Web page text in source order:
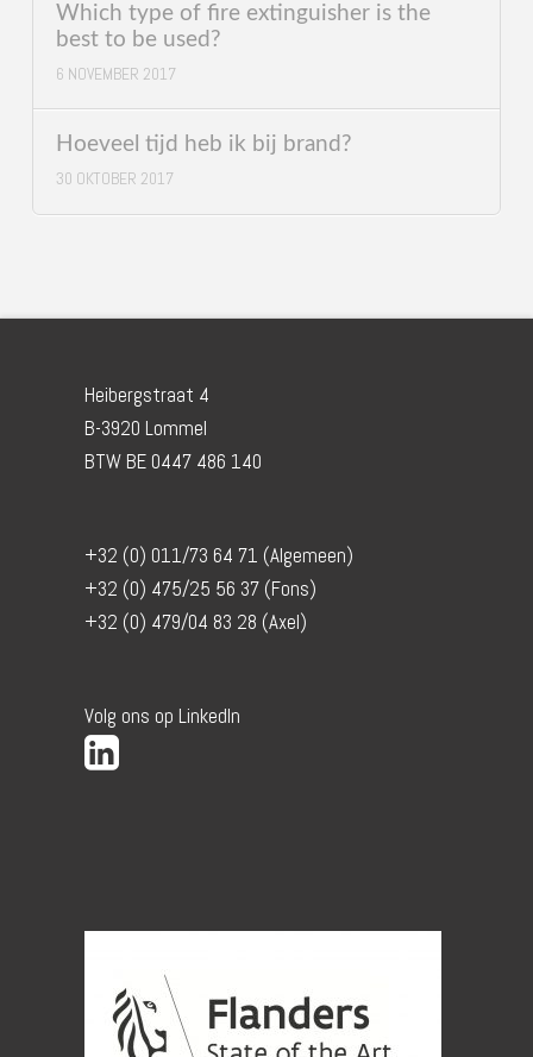
Which type of fire extinguisher is the
best to be used?
6 NOVEMBER 2017
Hoeveel tijd heb ik bij brand?
30 OKTOBER 2017
Heibergstraat 4
B-3920 Lommel
BTW BE 0447 486 140
+32 (0) 011/73 64 71 (Algemeen)
+32 (0) 475/25 56 37 (Fons)
+32 (0) 479/04 83 28 (Axel)
Volg ons op LinkedIn